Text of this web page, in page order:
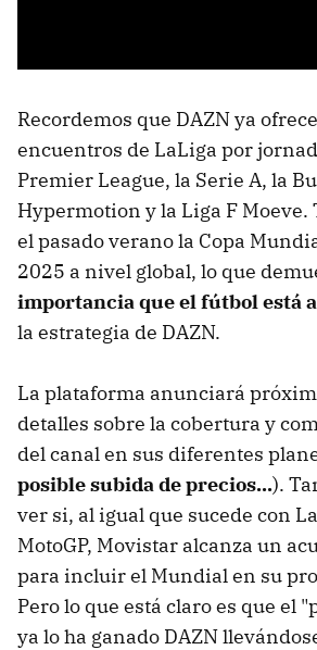
Recordemos que DAZN ya
encuentros de LaLiga por
Premier League, la Serie A, la
Hypermotion y la Liga F
el pasado verano la Copa
2025 a nivel global, lo que
importancia que el fútbol está
la estrategia de DAZN.
La plataforma anunciará
detalles sobre la cobertura y
del canal en sus diferentes
posible subida de precios...).
ver si, al igual que sucede con
MotoGP, Movistar alcanza un
para incluir el Mundial en su
Pero lo que está claro es que el
ya lo ha ganado DAZN